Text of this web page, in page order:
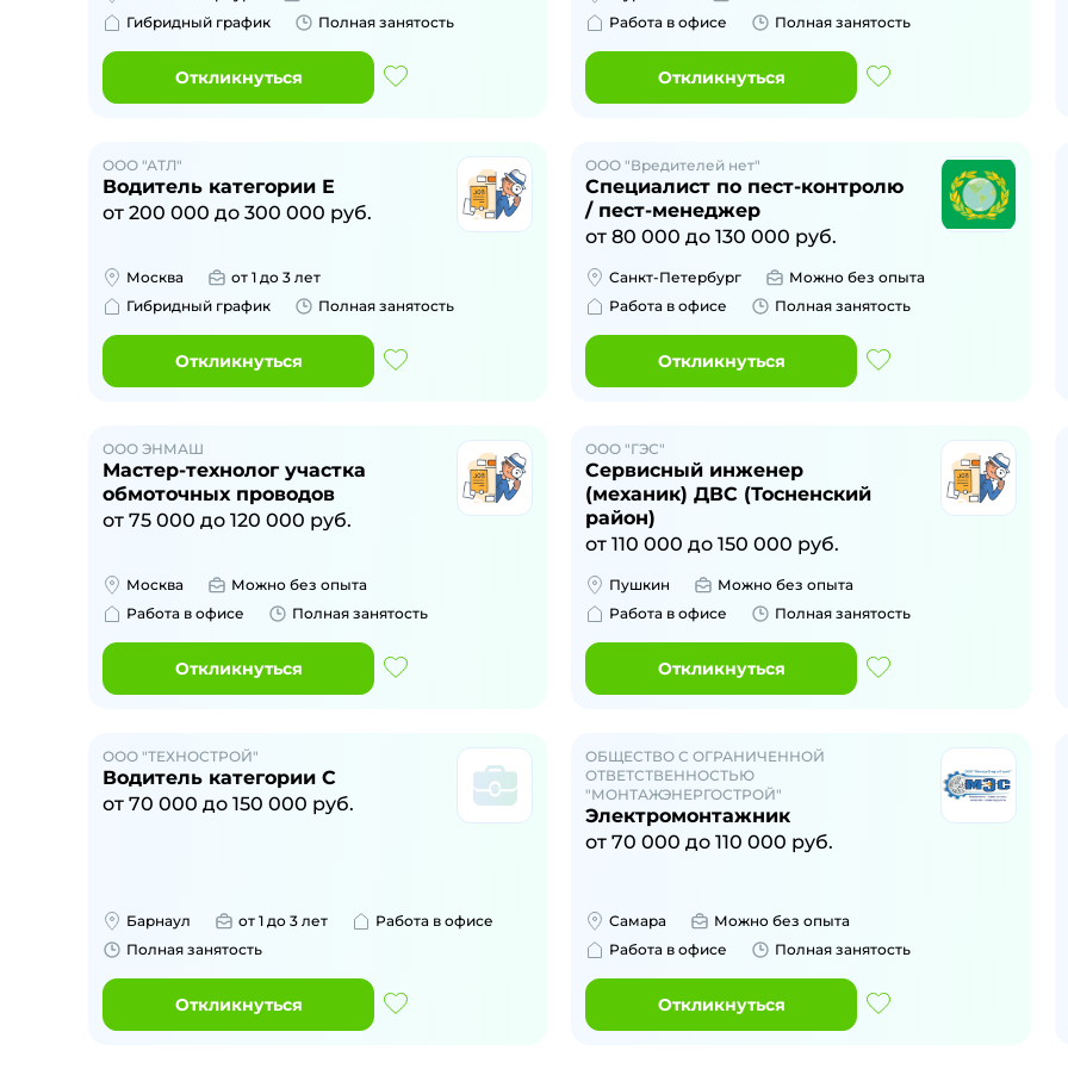
Гибридный график
Полная занятость
Откликнуться
Работа в офисе
Полная занятость
Откликнуться
ООО "АТЛ"
Водитель категории Е
от 200 000 до 300 000 руб.
Москва
от 1 до 3 лет
Гибридный график
Полная занятость
Откликнуться
ООО "Вредителей нет"
Специалист по пест-контролю
/ пест-менеджер
от80 000 до130 000 руб.
Санкт-Петербург
Можно без опыта
Работа в офисе
Полная занятость
Откликнуться
ООО ЭНМАШ
Мастер-технолог участка
обмоточных проводов
от 75 000 до 120 000 руб.
Москва
Можно без опыта
Работа в офисе
Полная занятость
Откликнуться
ООО "ГЭС"
Сервисный инженер
(механик) ДВС (Тосненский
район)
от110 000 до150 000 руб.
Пушкин
Можно без опыта
Работа в офисе
Полная занятость
Откликнуться
ООО "ТЕХНОСТРОЙ"
Водитель категории С
от 70 000 до 150 000 руб.
Барнаул от 1 до 3 лет
Работа в офисе
Полная занятость
Откликнуться
ОБЩЕСТВО С ОГРАНИЧЕННОЙ
ОТВЕТСТВЕННОСТЬЮ
"МОНТАЖЭНЕРГОСТРОЙ"
Электромонтажник
от70 000 до110 000 руб.
Самара
Можно без опыта
Работа в офисе
Полная занятость
Откликнуться